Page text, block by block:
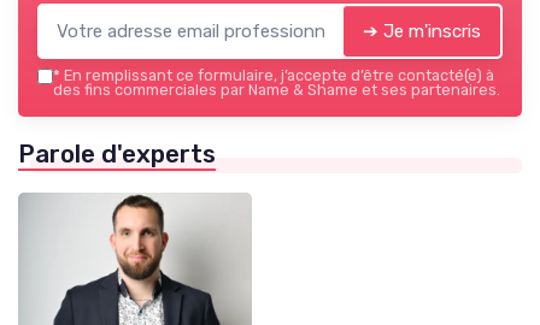
➔ Je m'inscris
* En remplissant ce formulaire, j’accepte d’être contacté(e) à
des fins commerciales par Name & Shame et ses partenaires.
Parole d'experts